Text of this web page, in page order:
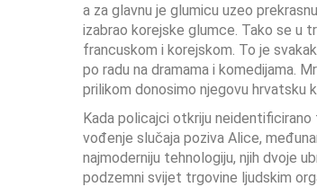
a za glavnu je glumicu uzeo
izabrao korejske glumce. Tako se u
francuskom i korejskom. To je
po radu na dramama i komedijama.
prilikom donosimo njegovu hrvatsku
Kada policajci otkriju
vođenje slučaja poziva Alice,
najmoderniju tehnologiju, njih dvoje
podzemni svijet trgovine ljudskim